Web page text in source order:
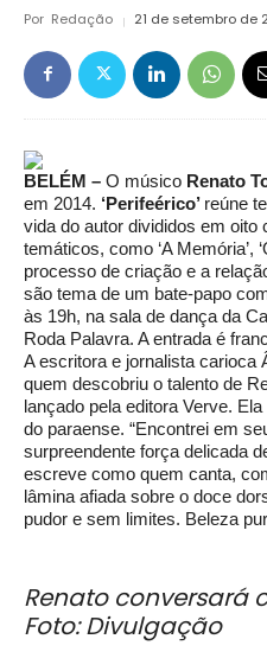
Por Redação 21 de setembro de
BELÉM – O músico Renato
em 2014. ‘Perifeérico’ reúne
vida do autor divididos em oito
temáticos, como ‘A Memória’,
processo de criação e a
são tema de um bate-papo
às 19h, na sala de dança da
Roda Palavra. A entrada é
A escritora e jornalista carioca
quem descobriu o talento de
lançado pela editora Verve.
do paraense. “Encontrei em
surpreendente força delicada
escreve como quem canta,
lâmina afiada sobre o doce
pudor e sem limites. Beleza
Renato conversará
Foto: Divulgação